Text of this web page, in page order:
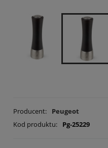
Producent:
Peugeot
Kod produktu:
Pg-25229